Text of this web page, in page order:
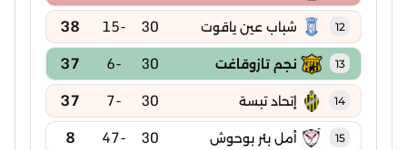
12 شباب عين ياقوت 30
-15
38
13 نجم تازوقاغت 30
-6
37
14 إتحاد تبسة 30
-7
37
15 أمل بئر بوحوش 30
-47
8